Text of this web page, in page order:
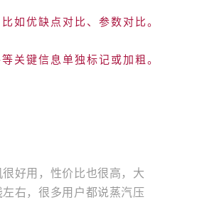
如优缺点对比、参数对比。
关键信息单独标记或加粗。
好用，性价比也很高，大
右，很多用户都说蒸汽压